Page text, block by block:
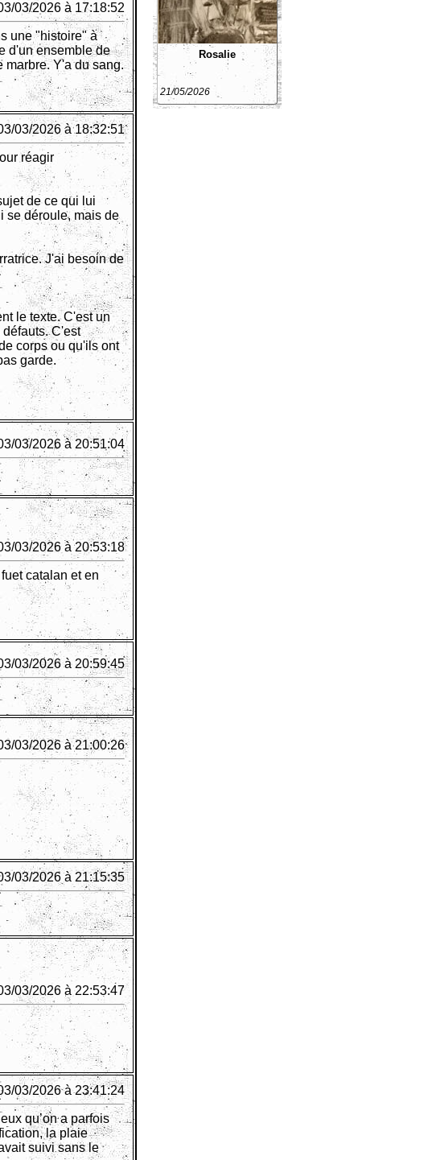
Rosalie
21/05/2026
03/2026 à 17:18:52
une "histoire" à
d'un ensemble de
marbre. Y'a du sang.
03/2026 à 18:32:51
réagir
de ce qui lui
se déroule, mais de
J'ai besoin de
le texte. C'est un
C'est
corps ou qu'ils ont
garde.
03/2026 à 20:51:04
03/2026 à 20:53:18
catalan et en
03/2026 à 20:59:45
03/2026 à 21:00:26
03/2026 à 21:15:35
03/2026 à 22:53:47
03/2026 à 23:41:24
qu’on a parfois
la plaie
suivi sans le